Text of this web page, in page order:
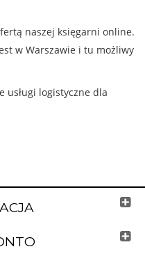
naszej księgarni online.
w Warszawie i tu możliwy
usługi logistyczne dla